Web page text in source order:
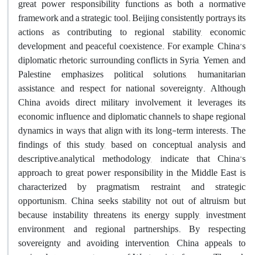
great power responsibility functions as both a normative
framework and a strategic tool. Beijing consistently portrays its
actions as contributing to regional stability, economic
development, and peaceful coexistence. For example, China’s
diplomatic rhetoric surrounding conflicts in Syria, Yemen, and
Palestine emphasizes political solutions, humanitarian
assistance, and respect for national sovereignty. Although
China avoids direct military involvement, it leverages its
economic influence and diplomatic channels to shape regional
dynamics in ways that align with its long-term interests. The
findings of this study, based on conceptual analysis and
descriptive–analytical methodology, indicate that China’s
approach to great power responsibility in the Middle East is
characterized by pragmatism, restraint, and strategic
opportunism. China seeks stability not out of altruism but
because instability threatens its energy supply, investment
environment, and regional partnerships. By respecting
sovereignty and avoiding intervention, China appeals to